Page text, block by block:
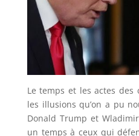
Le temps et les actes
les illusions qu’on a pu
Donald Trump et
un temps à ceux qui